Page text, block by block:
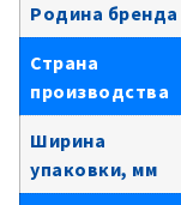
Родина бренда
Страна
производства
Ширина
упаковки, мм